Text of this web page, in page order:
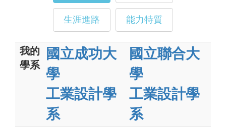
生涯進路 能力特質
我的
學系
國立成功大
學
工業設計學
系
國立聯合大
學
工業設計學
系